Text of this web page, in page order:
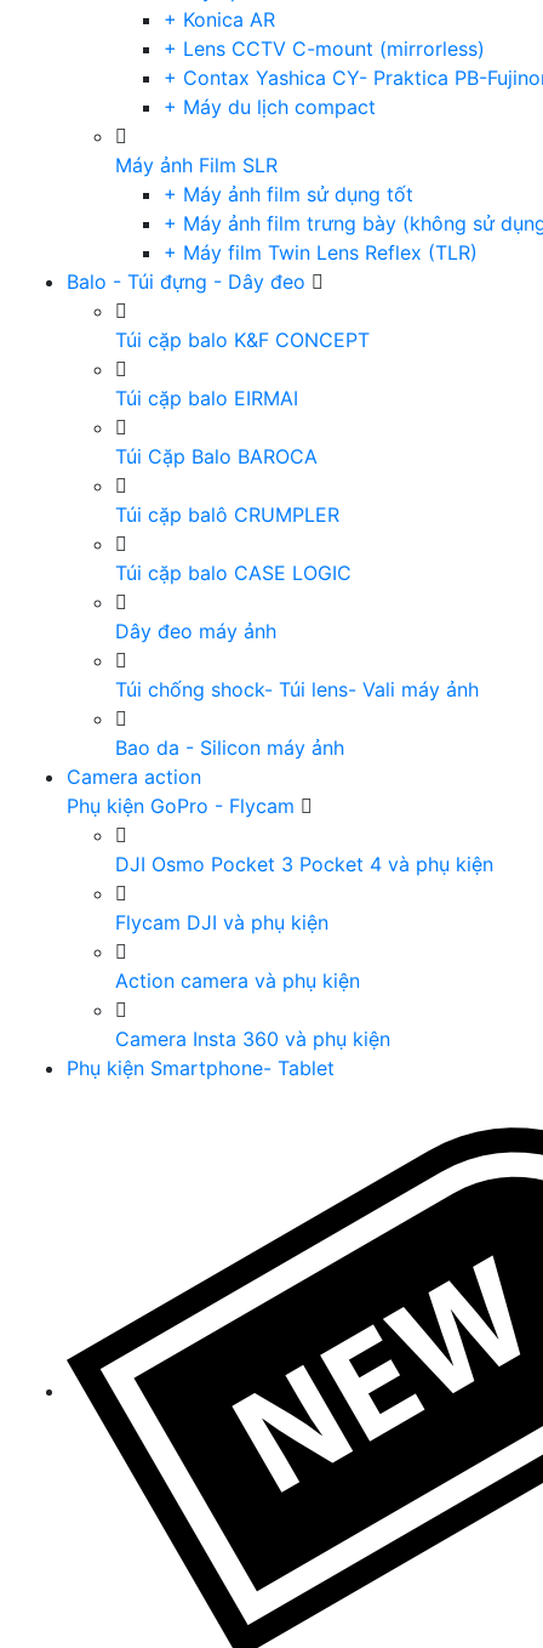
+ Konica AR
+ Lens CCTV C-mount (mirrorless)
+ Contax Yashica CY- Praktica PB-
+ Máy du lịch compact
Máy ảnh Film SLR
+ Máy ảnh film sử dụng tốt
+ Máy ảnh film trưng bày (không sử
+ Máy film Twin Lens Reflex (TLR)
Balo - Túi đựng - Dây đeo
Túi cặp balo K&F CONCEPT
Túi cặp balo EIRMAI
Túi Cặp Balo BAROCA
Túi cặp balô CRUMPLER
Túi cặp balo CASE LOGIC
Dây đeo máy ảnh
Túi chống shock- Túi lens- Vali máy ảnh
Bao da - Silicon máy ảnh
Camera action
Phụ kiện GoPro - Flycam
DJI Osmo Pocket 3 Pocket 4 và phụ kiện
Flycam DJI và phụ kiện
Action camera và phụ kiện
Camera Insta 360 và phụ kiện
Phụ kiện Smartphone- Tablet